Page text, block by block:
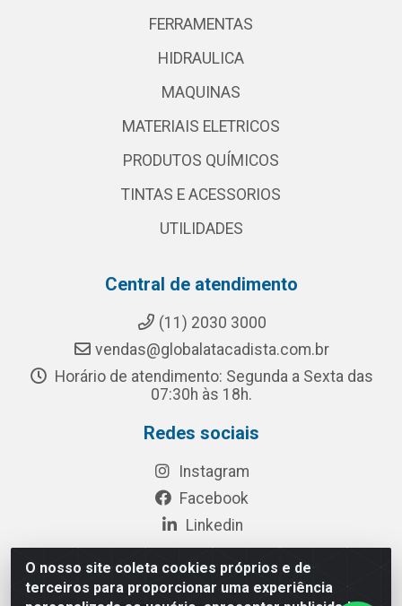
O nosso site coleta cookies próprios e de
terceiros para proporcionar uma experiência
FERRAMENTAS
HIDRAULICA
MAQUINAS
MATERIAIS ELETRICOS
PRODUTOS QUÍMICOS
TINTAS E ACESSORIOS
UTILIDADES
Central de atendimento
(11) 2030 3000
vendas@globalatacadista.com.br
Horário de atendimento: Segunda a Sexta das
07:30h às 18h.
Redes sociais
Instagram
Facebook
Linkedin
Rua Chipuê, 117 - S. Miguel Paulista São Paulo/SP - CEP